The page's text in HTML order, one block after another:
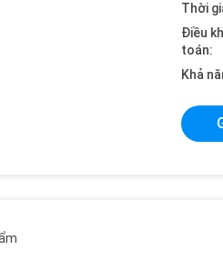
Thời
Điều
toán:
Khả